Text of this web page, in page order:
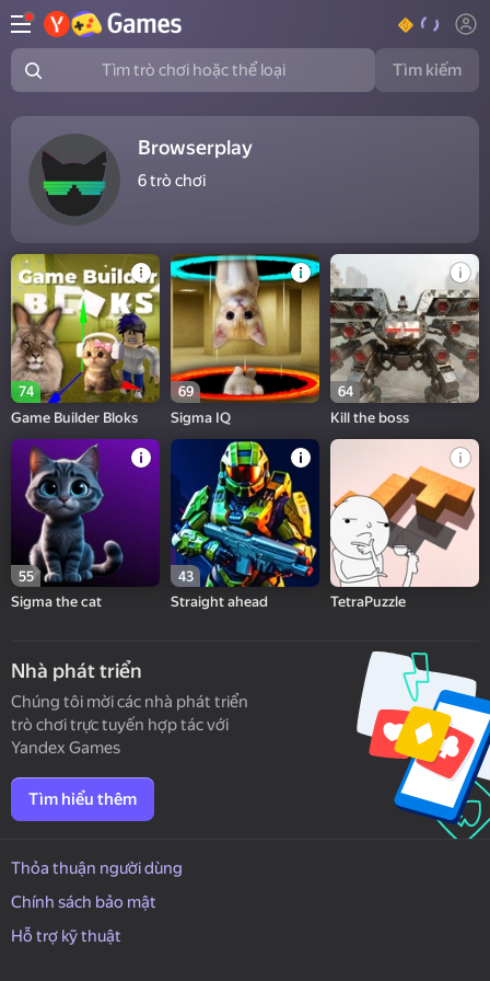
Tìm trò chơi hoặc thể loại Tìm kiếm
Browserplay
6trò chơi
74
Game Builder Bloks
69
Sigma IQ
64
Kill the boss
55
Sigma the cat
43
Straight ahead
TetraPuzzle
Nhà phát triển
Chúng tôi mời các nhà phát triển
trò chơi trực tuyến hợp tác với
Yandex Games
Tìm hiểu thêm
Thỏa thuận người dùng
Chính sách bảo mật
Hỗ trợ kỹ thuật